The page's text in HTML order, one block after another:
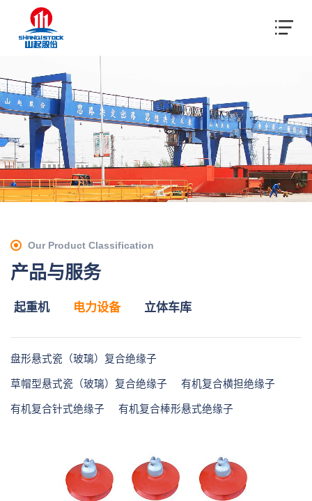
Our Product Classification
产品与服务
起重机 电力设备 立体车库
盘形悬式瓷（玻璃）复合绝缘子
草帽型悬式瓷（玻璃）复合绝缘子 有机复合横担绝缘子
有机复合针式绝缘子 有机复合棒形悬式绝缘子